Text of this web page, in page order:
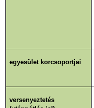
egyesület korcsoportjai
versenyeztetés